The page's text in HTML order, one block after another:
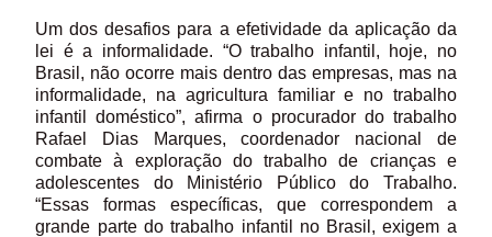
Um dos desafios para a efetividade da aplicação da
lei é a informalidade. “O trabalho infantil, hoje, no
Brasil, não ocorre mais dentro das empresas, mas na
informalidade, na agricultura familiar e no trabalho
infantil doméstico”, afirma o procurador do trabalho
Rafael Dias Marques, coordenador nacional de
combate à exploração do trabalho de crianças e
adolescentes do Ministério Público do Trabalho.
“Essas formas específicas, que correspondem a
grande parte do trabalho infantil no Brasil, exigem a